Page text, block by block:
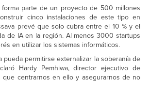
parte de un proyecto de 500 millones
cinco instalaciones de este tipo en
prevé que solo cubra entre el 10 % y el
de IA en la región. Al menos 3000 startups
en utilizar los sistemas informáticos.
pueda permitirse externalizar la soberanía de
Hardy Pemhiwa, director ejecutivo de
que centrarnos en ello y asegurarnos de no